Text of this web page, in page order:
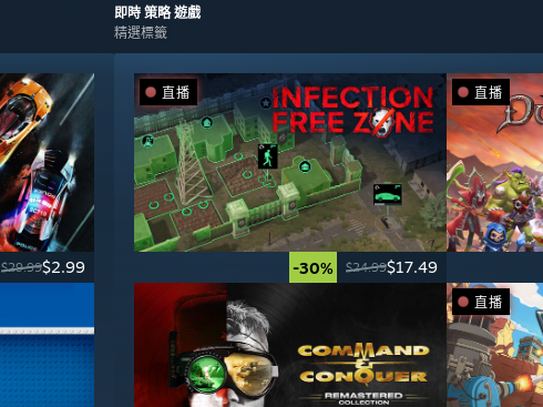
$29.99$2.99
即時 策略遊戲
精選標籤
-30% $24.99$17.49
直播 直播
直播